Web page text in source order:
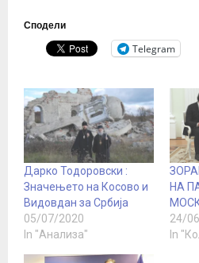
Сподели
Telegram
Дарко Тодоровски :
Значењето на Косово и
Видовдан за Србија
05/07/2020
In "Анализа"
НА
24/
In